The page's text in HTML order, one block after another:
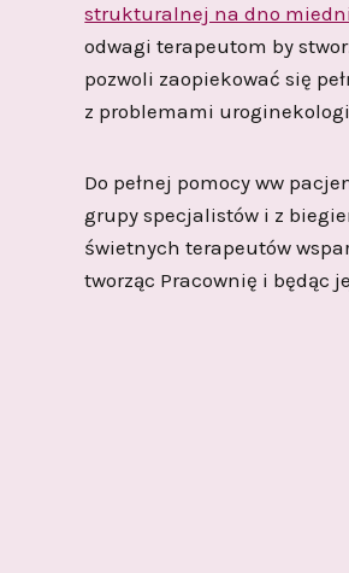
strukturalnej na dno
odwagi terapeutom by
pozwoli zaopiekować się
z problemami
Do pełnej pomocy ww
grupy specjalistów i z
świetnych terapeutów
tworząc Pracownię i będąc